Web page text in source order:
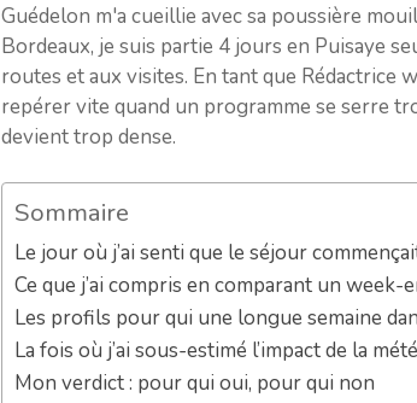
Guédelon m'a cueillie avec sa poussière
Bordeaux, je suis partie 4 jours en Puisaye
routes et aux visites. En tant que Rédactrice
repérer vite quand un programme se serre
devient trop dense.
Sommaire
Le jour où j’ai senti que le séjour
Ce que j’ai compris en comparant un
Les profils pour qui une longue semaine
La fois où j’ai sous-estimé l’impact de la
Mon verdict : pour qui oui, pour qui non